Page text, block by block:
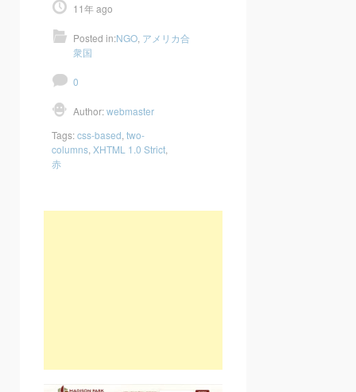
11年 ago
Posted in:NGO アメリカ合
衆国
0
Author:webmaster
Tags:css-based two-
columns XHTML 1.0 Strict
赤